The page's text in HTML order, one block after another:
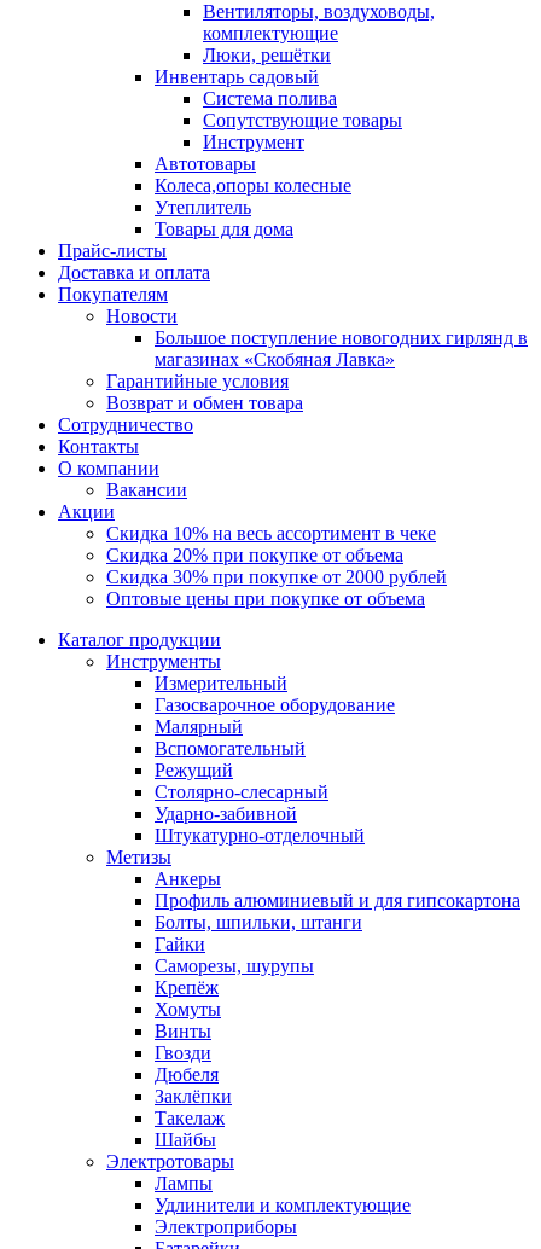
Вентиляторы, воздуховоды,
комплектующие
Люки, решётки
Инвентарь садовый
Система полива
Сопутствующие товары
Инструмент
Автотовары
Колеса,опоры колесные
Утеплитель
Товары для дома
Прайс-листы
Доставка и оплата
Покупателям
Новости
Большое поступление новогодних гирлянд в
магазинах «Скобяная Лавка»
Гарантийные условия
Возврат и обмен товара
Сотрудничество
Контакты
О компании
Вакансии
Акции
Скидка 10% на весь ассортимент в чеке
Скидка 20% при покупке от объема
Скидка 30% при покупке от 2000 рублей
Оптовые цены при покупке от объема
Каталог продукции
Инструменты
Измерительный
Газосварочное оборудование
Малярный
Вспомогательный
Режущий
Столярно-слесарный
Ударно-забивной
Штукатурно-отделочный
Метизы
Анкеры
Профиль алюминиевый и для гипсокартона
Болты, шпильки, штанги
Гайки
Саморезы, шурупы
Крепёж
Хомуты
Винты
Гвозди
Дюбеля
Заклёпки
Такелаж
Шайбы
Электротовары
Лампы
Удлинители и комплектующие
Электроприборы